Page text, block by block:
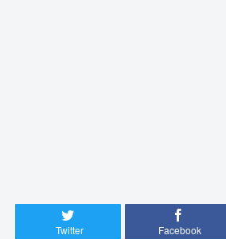
Twitter Facebook